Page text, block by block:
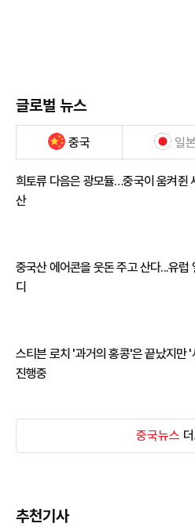
글로벌 뉴스
중국 일본
희토류 다음은 광모듈…중국이 움켜쥔
산
중국산 에어콘을 웃돈 주고 산다...유럽
디
스티븐 로치 '과거의 홍콩'은 끝났지만
진행중
중국뉴스
추천기사